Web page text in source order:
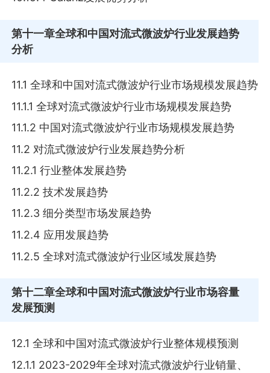
第十一章全球和中国对流式微波炉行业发展趋势
分析
11.1 全球和中国对流式微波炉行业市场规模发展趋势
11.1.1 全球对流式微波炉行业市场规模发展趋势
11.1.2 中国对流式微波炉行业市场规模发展趋势
11.2 对流式微波炉行业发展趋势分析
11.2.1 行业整体发展趋势
11.2.2 技术发展趋势
11.2.3 细分类型市场发展趋势
11.2.4 应用发展趋势
11.2.5 全球对流式微波炉行业区域发展趋势
第十二章全球和中国对流式微波炉行业市场容量
发展预测
12.1 全球和中国对流式微波炉行业整体规模预测
12.1.1 2023-2029年全球对流式微波炉行业销量、